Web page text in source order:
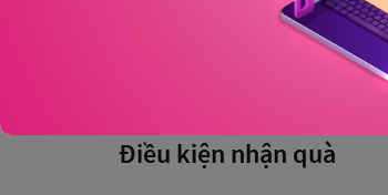
Điều kiện nhận quà